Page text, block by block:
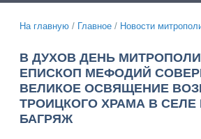
На главную / Главное / Новости
В ДУХОВ ДЕНЬ
ЕПИСКОП МЕФОДИЙ
ВЕЛИКОЕ ОСВЯЩЕНИЕ
ТРОИЦКОГО ХРАМА В СЕЛЕ
БАГРЯЖ